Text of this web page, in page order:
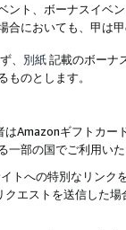
ント、ボーナスイベ
合においても、甲は
、 別紙記載のボーナ
のとします。
Amazonギフトカ
一部の国でご利用い
トへの特別なリン
エストを送信した